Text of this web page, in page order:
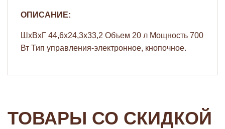
ОПИСАНИЕ:
ШхВхГ 44,6х24,3х33,2 Объем 20 л Мощность 700
Вт Тип управления-электронное, кнопочное.
ТОВАРЫ СО СКИДКОЙ